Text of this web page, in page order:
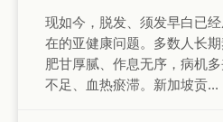
发！
现如今，脱发、须发早白已
在的亚健康问题。多数人长
肥甘厚腻、作息无序，病机
不足、血热瘀滞。新加坡贡...